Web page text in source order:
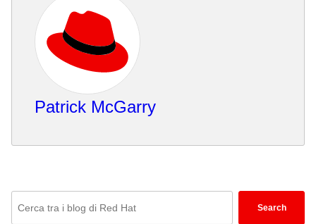
Patrick McGarry
Search